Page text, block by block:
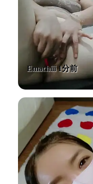
Emachiii 1分前